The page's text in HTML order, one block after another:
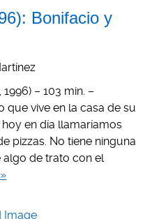
Bonifacio y
– 103 min. –
que vive en la casa de su
en día llamaríamos
pizzas. No tiene ninguna
algo de trato con el